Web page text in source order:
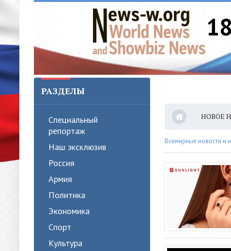
РАЗДЕЛЫ
Специальный
репортаж
Наш эксклюзив
Россия
Армия
Политика
Экономика
Спорт
Культура
НОВОЕ
Всемирные новости и